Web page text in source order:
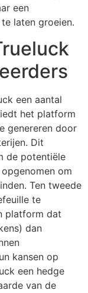
een
laten groeien.
een aantal
het platform
genereren door
Dit
de potentiële
om
Ten tweede
te
platform dat
dan
kansen op
een hedge
van de